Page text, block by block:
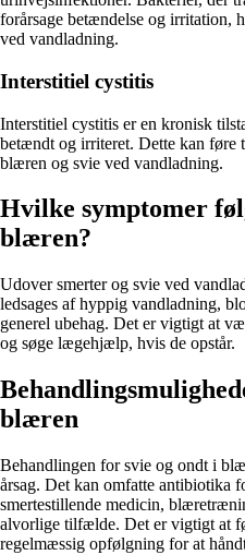
forårsage betændelse og irritation,
ved vandladning.
Interstitiel cystitis
Interstitiel cystitis er en kronisk
betændt og irriteret. Dette kan føre
blæren og svie ved vandladning.
Hvilke symptomer
blæren?
Udover smerter og svie ved
ledsages af hyppig vandladning,
generel ubehag. Det er vigtigt at
og søge lægehjælp, hvis de opstår.
blæren
Behandlingen for svie og ondt i
årsag. Det kan omfatte antibiotika
smertestillende medicin,
alvorlige tilfælde. Det er vigtigt at
regelmæssig opfølgning for at